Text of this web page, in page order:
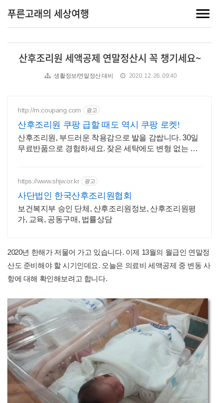
푸른고래의 세상여행
산후조리원 세액공제 연말정산시 꼭 챙기세요~
생활정보/연말정산 대비 2020. 12. 26. 09:40
http://m.coupang.com 광고
산후조리원 쿠팡 급할 때도 역시 쿠팡 로켓!
산후조리원, 부드러운 착용감으로 발을 감쌉니다. 30일
무료반품으로 경험하세요. 잦은 세탁에도 변형 없는 양
https://www.shjw.or.kr 광고
사단법인 한국산후조리원협회
보건복지부 승인 단체, 산후조리원정보, 산후조리원평
가, 교육, 공동구매, 법률상담
2020년 한해가 저물어 가고 있습니다. 이제 13월의 월급인 연말정
산도 준비해야 할 시기인데요. 오늘은 의료비 세액공제 중 변동 사
항에 대해 확인해보려고 합니다.